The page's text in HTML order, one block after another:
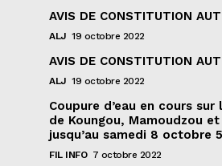
AVIS DE CONSTITUTION
ALJ 19 octobre 2022
AVIS DE CONSTITUTION
ALJ 19 octobre 2022
Coupure d’eau en cours sur
de Koungou, Mamoudzou
jusqu’au samedi 8 octobre
FIL INFO 7 octobre 2022